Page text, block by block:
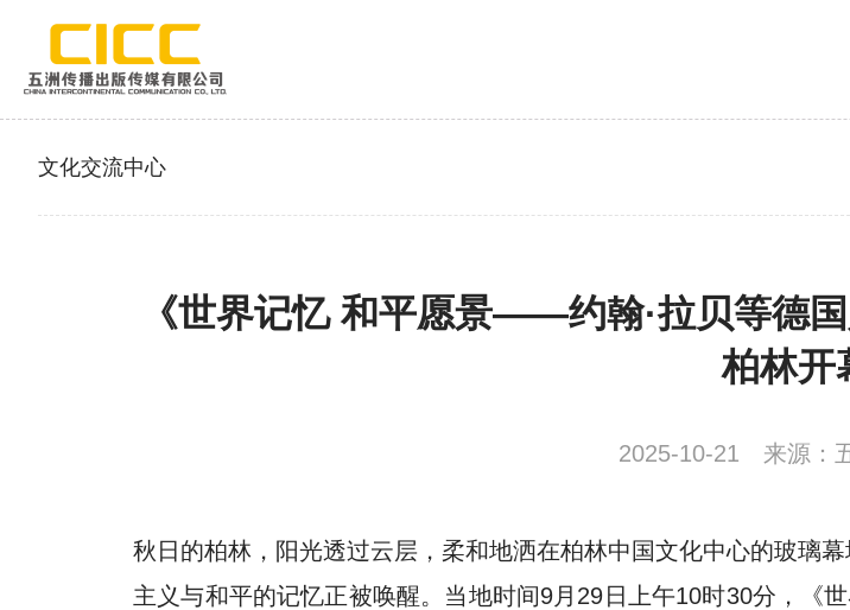
文化交流中心
《世界记忆 和平愿景——约翰·拉贝等德
柏林开
2025-10-21 来源：
秋日的柏林，阳光透过云层，柔和地洒在柏林中国文化中心的玻璃
主义与和平的记忆正被唤醒。当地时间9月29日上午10时30分，